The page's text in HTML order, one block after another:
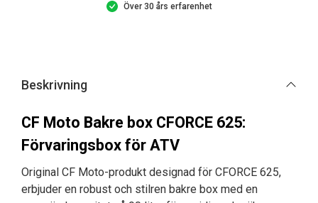
Över 30 års erfarenhet
Beskrivning
CF Moto Bakre box CFORCE 625:
Förvaringsbox för ATV
Original CF Moto-produkt designad för CFORCE 625,
erbjuder en robust och stilren bakre box med en